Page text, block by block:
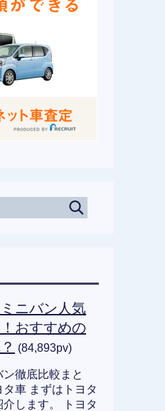
ニバン人気
おすすめの
(84,893pv)
ン徹底比較まと
タ車 まずはトヨタ
介します。 トヨタ